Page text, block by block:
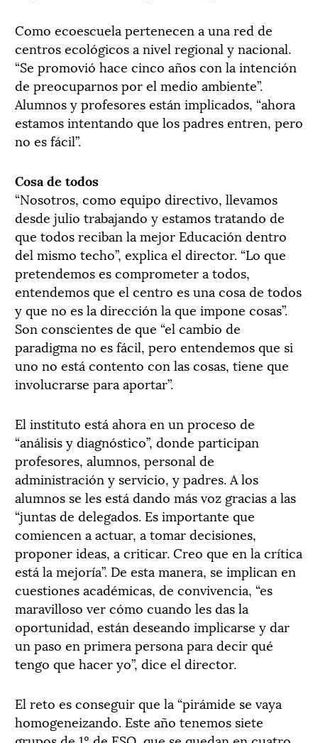
Como ecoescuela pertenecen a una red de
centros ecológicos a nivel regional y nacional.
“Se promovió hace cinco años con la intención
de preocuparnos por el medio ambiente”.
Alumnos y profesores están implicados, “ahora
estamos intentando que los padres entren, pero
no es fácil”.
Cosa de todos
“Nosotros, como equipo directivo, llevamos
desde julio trabajando y estamos tratando de
que todos reciban la mejor Educación dentro
del mismo techo”, explica el director. “Lo que
pretendemos es comprometer a todos,
entendemos que el centro es una cosa de todos
y que no es la dirección la que impone cosas”.
Son conscientes de que “el cambio de
paradigma no es fácil, pero entendemos que si
uno no está contento con las cosas, tiene que
involucrarse para aportar”.
El instituto está ahora en un proceso de
“análisis y diagnóstico”, donde participan
profesores, alumnos, personal de
administración y servicio, y padres. A los
alumnos se les está dando más voz gracias a las
“juntas de delegados. Es importante que
comiencen a actuar, a tomar decisiones,
proponer ideas, a criticar. Creo que en la crítica
está la mejoría”. De esta manera, se implican en
cuestiones académicas, de convivencia, “es
maravilloso ver cómo cuando les das la
oportunidad, están deseando implicarse y dar
un paso en primera persona para decir qué
tengo que hacer yo”, dice el director.
El reto es conseguir que la “pirámide se vaya
homogeneizando. Este año tenemos siete